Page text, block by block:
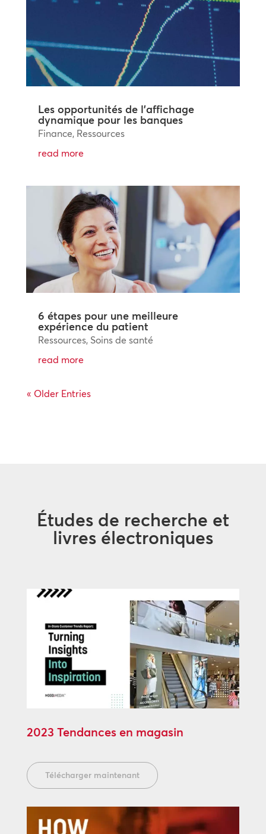
Les opportunités de l’affichage
dynamique pour les banques
Finance, Ressources
read more
6 étapes pour une meilleure
expérience du patient
Ressources, Soins de santé
read more
« Older Entries
Études de recherche et
livres électroniques
2023 Tendances en magasin
Télécharger maintenant